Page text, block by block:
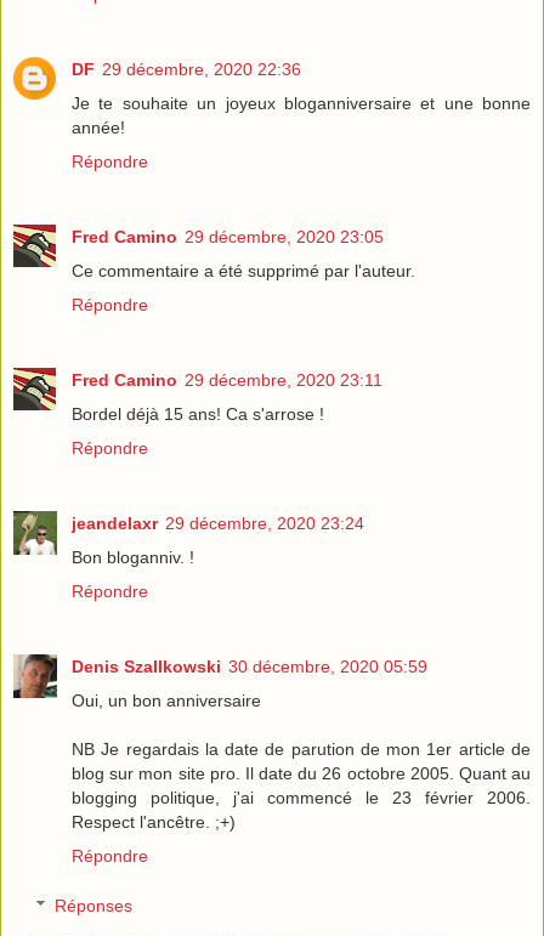
DF 29 décembre, 2020 22:36
Je te souhaite un joyeux bloganniversaire et une bonne
année!
Répondre
Fred Camino 29 décembre, 2020 23:05
Ce commentaire a été supprimé par l'auteur.
Répondre
Fred Camino 29 décembre, 2020 23:11
Bordel déjà 15 ans! Ca s'arrose !
Répondre
jeandelaxr 29 décembre, 2020 23:24
Bon bloganniv. !
Répondre
Denis Szallkowski 30 décembre, 2020 05:59
Oui, un bon anniversaire
NB Je regardais la date de parution de mon 1er article de
blog sur mon site pro. Il date du 26 octobre 2005. Quant au
blogging politique, j'ai commencé le 23 février 2006.
Respect l'ancêtre. ;+)
Répondre
Réponses